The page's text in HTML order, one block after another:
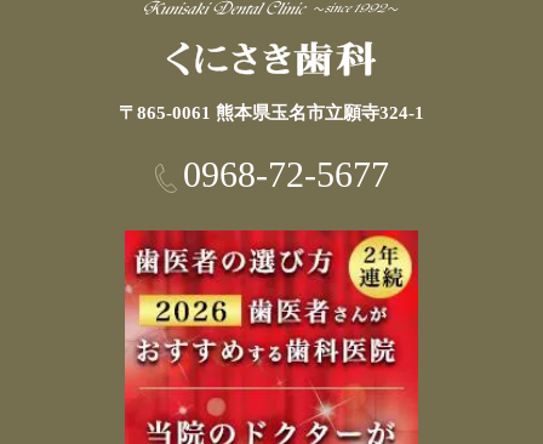
〒865-0061 熊本県玉名市立願寺324-1
0968-72-5677